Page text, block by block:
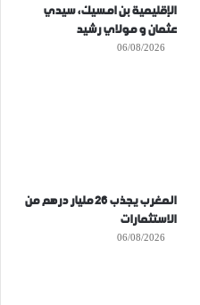
الإقليمية بن امسيك، سيدي
عثمان و مولاي رشيد
06/08/2026
المغرب يجذب 26 مليار درهم من
الاستثمارات
06/08/2026